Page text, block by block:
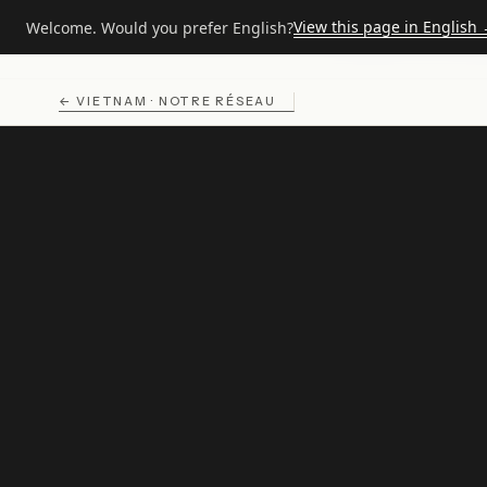
Market FitGroup
ACCUEIL NOTRE RÉSEAU VIETNAM MARKET FIT
←VIETNAM · NOTRE RÉSEAU
Welcome. Would you prefer English?View this page in English